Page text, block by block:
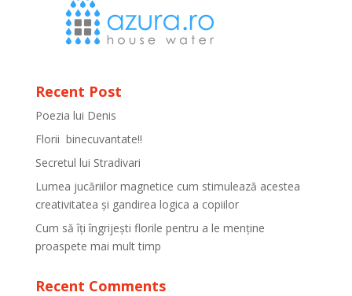
Recent Post
Poezia lui Denis
Florii binecuvantate!!
Secretul lui Stradivari
Lumea jucăriilor magnetice cum stimulează acestea
creativitatea și gandirea logica a copiilor
Cum să îți îngrijești florile pentru a le menține
proaspete mai mult timp
Recent Comments